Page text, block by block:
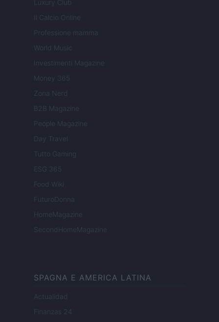
Luxury Club
Il Calcio Online
Professione mamma
World Music
Investimenti Magazine
Money 365
Zona Nerd
B2B Magazine
People Magazine
Day Travel
Tutto Gaming
ESG 365
Food Wiki
FuturoDonna
HomeMagazine
SecondHomeMagazine
SPAGNA E AMERICA LATINA
Actualidad
Finanzas 24